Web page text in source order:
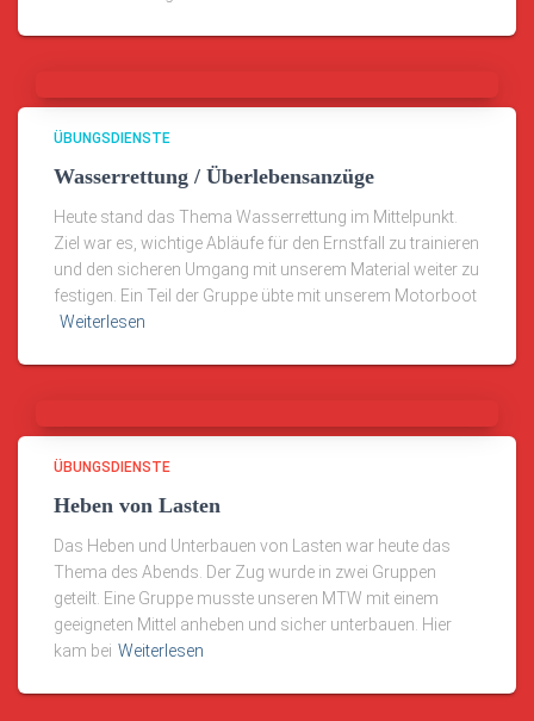
ÜBUNGSDIENSTE
Wasserrettung / Überlebensanzüge
Heute stand das Thema Wasserrettung im Mittelpunkt.
Ziel war es, wichtige Abläufe für den Ernstfall zu trainieren
und den sicheren Umgang mit unserem Material weiter zu
festigen. Ein Teil der Gruppe übte mit unserem Motorboot
Weiterlesen
ÜBUNGSDIENSTE
Heben von Lasten
Das Heben und Unterbauen von Lasten war heute das
Thema des Abends. Der Zug wurde in zwei Gruppen
geteilt. Eine Gruppe musste unseren MTW mit einem
geeigneten Mittel anheben und sicher unterbauen. Hier
kam bei Weiterlesen